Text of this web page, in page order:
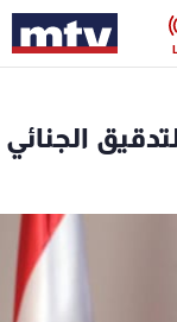
الجنائي